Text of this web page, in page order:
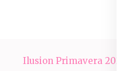
Ilusion Primavera 2020